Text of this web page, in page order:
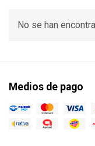
No se han
Medios de pago